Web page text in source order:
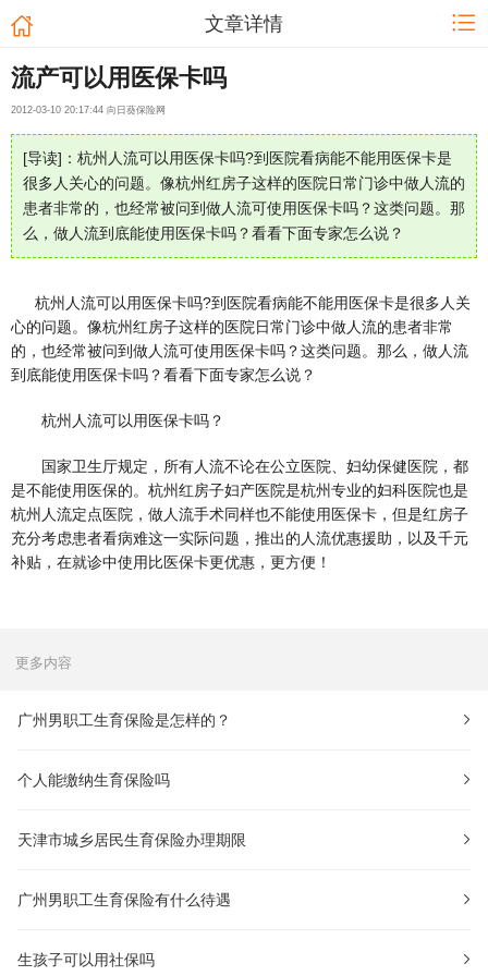
文章详情
流产可以用医保卡吗
2012-03-10 20:17:44 向日葵保险网
[导读]：杭州人流可以用医保卡吗?到医院看病能不能用医保卡是
很多人关心的问题。像杭州红房子这样的医院日常门诊中做人流的
患者非常的，也经常被问到做人流可使用医保卡吗？这类问题。那
么，做人流到底能使用医保卡吗？看看下面专家怎么说？
杭州人流可以用医保卡吗?到医院看病能不能用医保卡是很多人关
心的问题。像杭州红房子这样的医院日常门诊中做人流的患者非常
的，也经常被问到做人流可使用医保卡吗？这类问题。那么，做人流
到底能使用医保卡吗？看看下面专家怎么说？
杭州人流可以用医保卡吗？
国家卫生厅规定，所有人流不论在公立医院、妇幼保健医院，都
是不能使用医保的。杭州红房子妇产医院是杭州专业的妇科医院也是
杭州人流定点医院，做人流手术同样也不能使用医保卡，但是红房子
充分考虑患者看病难这一实际问题，推出的人流优惠援助，以及千元
补贴，在就诊中使用比医保卡更优惠，更方便！
更多内容
广州男职工生育保险是怎样的？
个人能缴纳生育保险吗
天津市城乡居民生育保险办理期限
广州男职工生育保险有什么待遇
生孩子可以用社保吗